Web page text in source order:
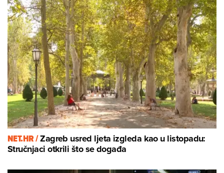
NET.HR /Zagreb usred ljeta izgleda kao u listopadu:
Stručnjaci otkrili što se događa